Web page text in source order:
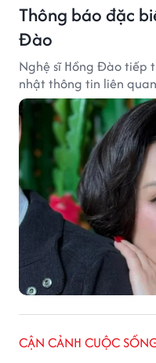
Thông báo đặc
Đào
Nghệ sĩ Hồng Đào tiếp
nhật thông tin liên
CẬN CẢNH CUỘC